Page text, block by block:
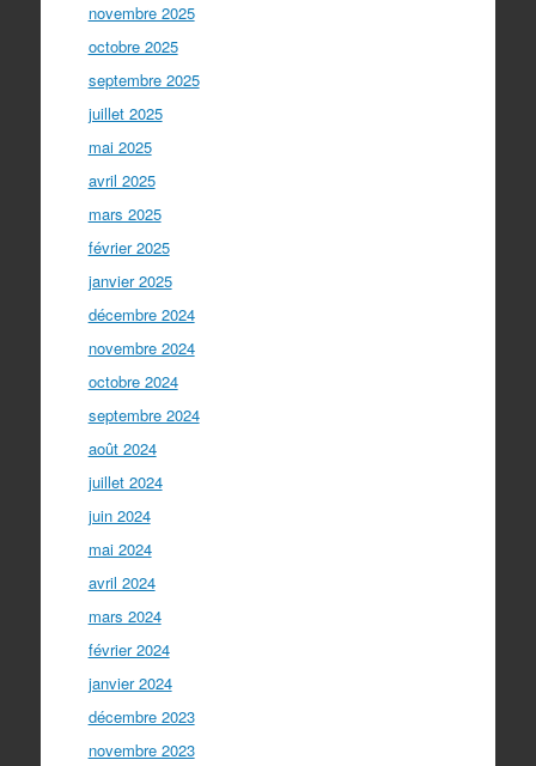
novembre 2025
octobre 2025
septembre 2025
juillet 2025
mai 2025
avril 2025
mars 2025
février 2025
janvier 2025
décembre 2024
novembre 2024
octobre 2024
septembre 2024
août 2024
juillet 2024
juin 2024
mai 2024
avril 2024
mars 2024
février 2024
janvier 2024
décembre 2023
novembre 2023